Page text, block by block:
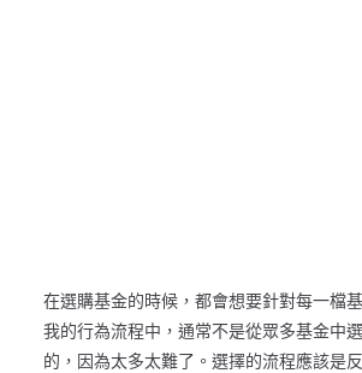
在選購基金的時候，都會想要針對每一檔
我的行為流程中，通常不是從眾多基金中
的，因為太多太難了。選擇的流程應該是